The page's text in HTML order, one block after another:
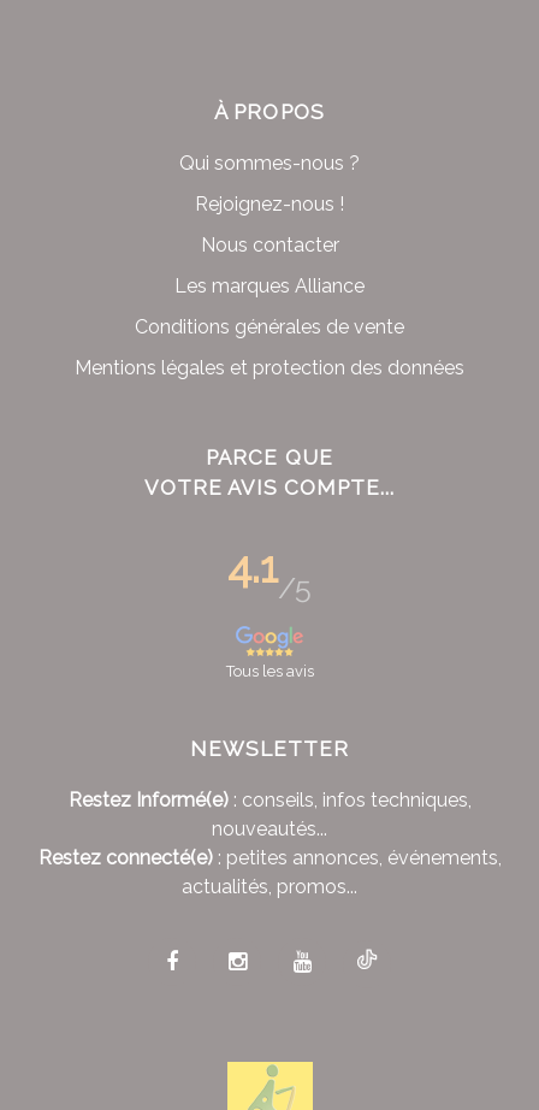
À PROPOS
Qui sommes-nous ?
Rejoignez-nous !
Nous contacter
Les marques Alliance
Conditions générales de vente
Mentions légales et protection des données
PARCE QUE
VOTRE AVIS COMPTE...
4.1/5
Tous les avis
NEWSLETTER
Restez Informé(e): conseils, infos techniques,
nouveautés...
Restez connecté(e): petites annonces, événements,
actualités, promos...